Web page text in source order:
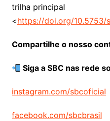
trilha principal
<https://doi.org/10.5753/
Compartilhe o nosso
Siga a SBC nas rede
instagram.com/sbcoficial
facebook.com/sbcbrasil